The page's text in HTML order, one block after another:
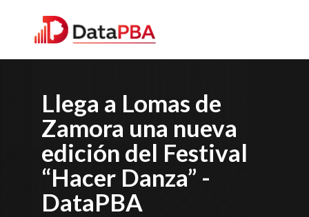
Llega a Lomas de
Zamora una nueva
edición del Festival
“Hacer Danza” -
DataPBA